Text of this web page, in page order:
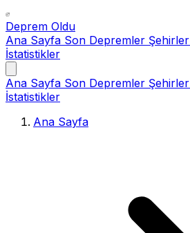
Deprem Oldu
Ana Sayfa Son Depremler Şehirler
İstatistikler
Ana Sayfa Son Depremler Şehirler
İstatistikler
Ana Sayfa